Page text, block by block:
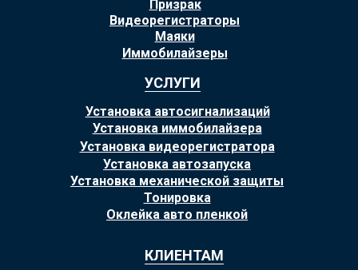
УСЛУГИ
КЛИЕНТАМ
Маяки
Иммобилайзеры
Призрак
Видеорегистраторы
Установка автосигнализаций
Установка автозапуска
Установка видеорегистратора
Установка иммобилайзера
Установка механической защиты
Тонировка
Оклейка авто пленкой